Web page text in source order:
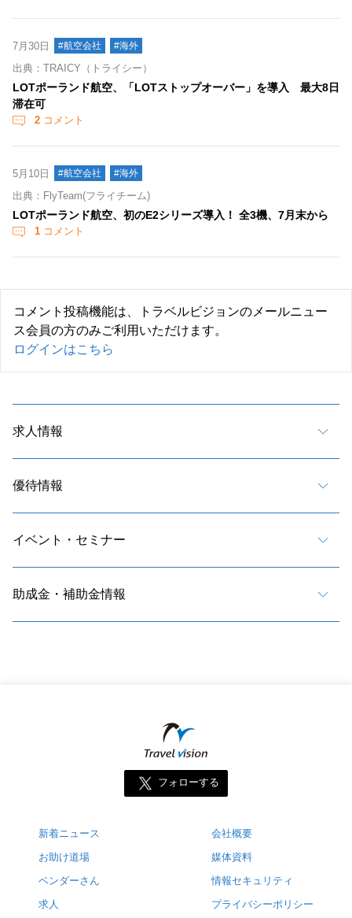
7月30日 #航空会社 #海外
出典：TRAICY（トライシー）
LOTポーランド航空、「LOTストップオーバー」を導入 最大8日
滞在可
2 コメント
5月10日 #航空会社 #海外
出典：FlyTeam(フライチーム)
LOTポーランド航空、初のE2シリーズ導入！ 全3機、7月末から
1 コメント
コメント投稿機能は、トラベルビジョンのメールニュー
ス会員の方のみご利用いただけます。
ログインはこちら
求人情報
優待情報
イベント・セミナー
助成金・補助金情報
フォローする
新着ニュース
お助け道場
ベンダーさん
求人
会社概要
媒体資料
情報セキュリティ
プライバシーポリシー